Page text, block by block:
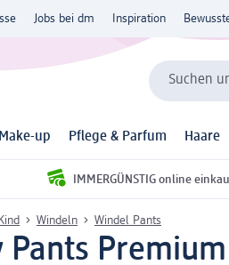
Jobs bei dm Inspiration
Suchen
Make-up Pflege & Parfum Haare
IMMERGÜNSTIG online
Windeln Windel Pants
Pants